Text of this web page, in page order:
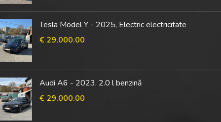
Tesla Model Y - 2025, Electric electricitate
€ 29,000.00
Audi A6 - 2023, 2.0 l benzină
€ 29,000.00